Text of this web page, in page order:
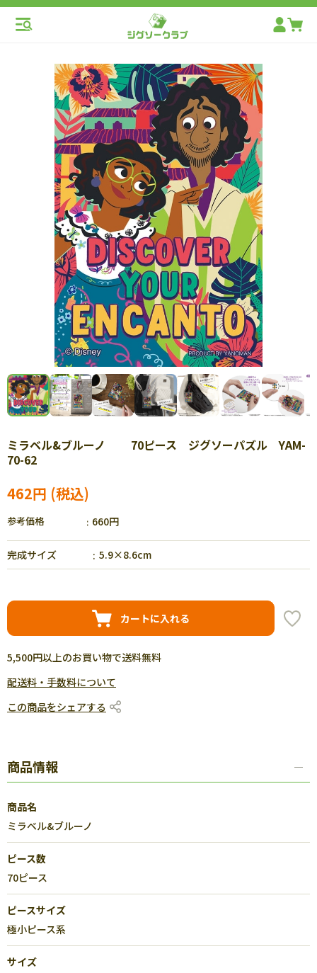
ミラベル&ブルーノ 70ピース ジグソーパズル YAM-
70-62
462円
参考価格 660円
完成サイズ 5.9×8.6cm
カートに入れる
5,500円以上のお買い物で送料無料
配送料・手数料について
この商品をシェアする
商品情報
商品名
ミラベル&ブルーノ
ピース数
70ピース
ピースサイズ
極小ピース系
サイズ